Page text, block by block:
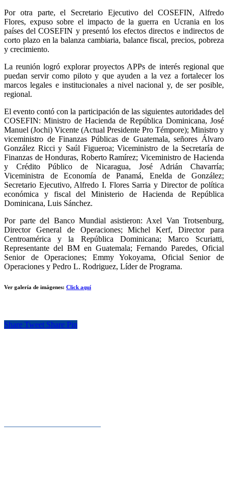
Por otra parte, el Secretario Ejecutivo del COSEFIN, Alfredo
Flores, expuso sobre el impacto de la guerra en Ucrania en los
países del COSEFIN y presentó los efectos directos e indirectos de
corto plazo en la balanza cambiaria, balance fiscal, precios, pobreza
y crecimiento.
La reunión logró explorar proyectos APPs de interés regional que
puedan servir como piloto y que ayuden a la vez a fortalecer los
marcos legales e institucionales a nivel nacional y, de ser posible,
regional.
El evento contó con la participación de las siguientes autoridades del
COSEFIN: Ministro de Hacienda de República Dominicana, José
Manuel (Jochi) Vicente (Actual Presidente Pro Témpore); Ministro y
viceministro de Finanzas Públicas de Guatemala, señores Álvaro
González Ricci y Saúl Figueroa; Viceministro de la Secretaría de
Finanzas de Honduras, Roberto Ramírez; Viceministro de Hacienda
y Crédito Público de Nicaragua, José Adrián Chavarría;
Viceministra de Economía de Panamá, Enelda de González;
Secretario Ejecutivo, Alfredo I. Flores Sarria y Director de política
económica y fiscal del Ministerio de Hacienda de República
Dominicana, Luis Sánchez.
Por parte del Banco Mundial asistieron: Axel Van Trotsenburg,
Director General de Operaciones; Michel Kerf, Director para
Centroamérica y la República Dominicana; Marco Scuriatti,
Representante del BM en Guatemala; Fernando Paredes, Oficial
Senior de Operaciones; Emmy Yokoyama, Oficial Senior de
Operaciones y Pedro L. Rodriguez, Líder de Programa.
Ver galería de imágenes: Click aquí
Share Tweet Share Pin